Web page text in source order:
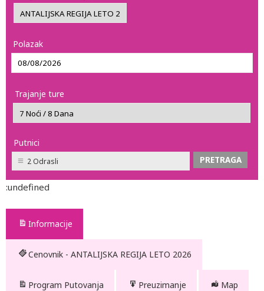
Polazak
Trajanje ture
Putnici
2 Odrasli
:undefined
Informacije
Cenovnik - ANTALIJSKA REGIJA LETO 2026
Program Putovanja Preuzimanje Map